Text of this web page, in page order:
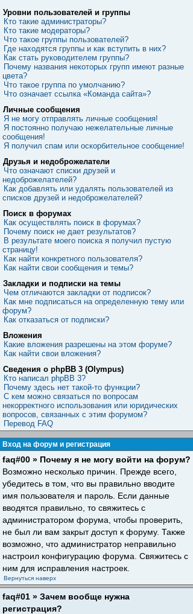
Уровни пользователей и группы
Кто такие администраторы?
Кто такие модераторы?
Что такое группы пользователей?
Где находятся группы и как вступить в них?
Как стать руководителем группы?
Почему названия некоторых групп имеют разные
цвета?
Что такое группа по умолчанию?
Что означает ссылка «Команда сайта»?
Личные сообщения
Я не могу отправлять личные сообщения!
Я постоянно получаю нежелательные личные
сообщения!
Я получил спам или оскорбительное сообщение!
Друзья и недоброжелатели
Что означают списки друзей и
недоброжелателей?
Как добавлять или удалять пользователей из
списков друзей и недоброжелателей?
Поиск в форумах
Как осуществлять поиск в форумах?
Почему поиск не дает результатов?
В результате моего поиска я получил пустую
страницу!
Как найти конкретного пользователя?
Как найти свои сообщения и темы?
Закладки и подписки на темы
Чем отличаются закладки от подписок?
Как мне подписаться на определенную тему или
форум?
Как отказаться от подписки?
Вложения
Какие вложения разрешены на этом форуме?
Как найти свои вложения?
Сведения о phpBB 3 (Olympus)
Кто написал phpBB 3?
Почему здесь нет такой-то функции?
С кем можно связаться по вопросам
некорректного использования или юридических
вопросов, связанных с этим форумом?
Перевод FAQ
Вход на форум и регистрация
faq#00 » Почему я не могу войти на форум?
Возможно несколько причин. Прежде всего,
убедитесь в том, что вы правильно вводите
имя пользователя и пароль. Если данные
вводятся правильно, то свяжитесь с
администратором форума, чтобы проверить,
не был ли вам закрыт доступ к форуму. Также
возможно, что администратор неправильно
настроил конфигурацию форума. Свяжитесь с
ним для исправления настроек.
Вернуться наверх
faq#01 » Зачем вообще нужна
регистрация?